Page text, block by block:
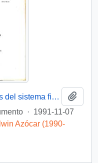
Anexo colocaciones y depósitos del sistema financiero
· 1991-11-07
Azócar (1990-